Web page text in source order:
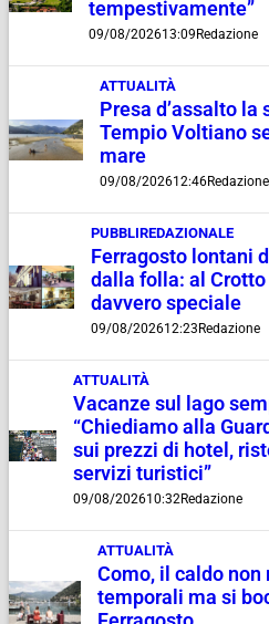
tempestivamente”
09/08/202613:09 Redazione
ATTUALITÀ
Presa d’assalto la
Tempio Voltiano
mare
09/08/202612:46Redazione
PUBBLIREDAZIONALE
Ferragosto lontani
dalla folla: al
davvero speciale
09/08/202612:23 Redazione
ATTUALITÀ
Vacanze sul lago
“Chiediamo alla
sui prezzi di hotel,
servizi turistici”
09/08/202610:32Redazione
ATTUALITÀ
Como, il caldo
temporali ma si